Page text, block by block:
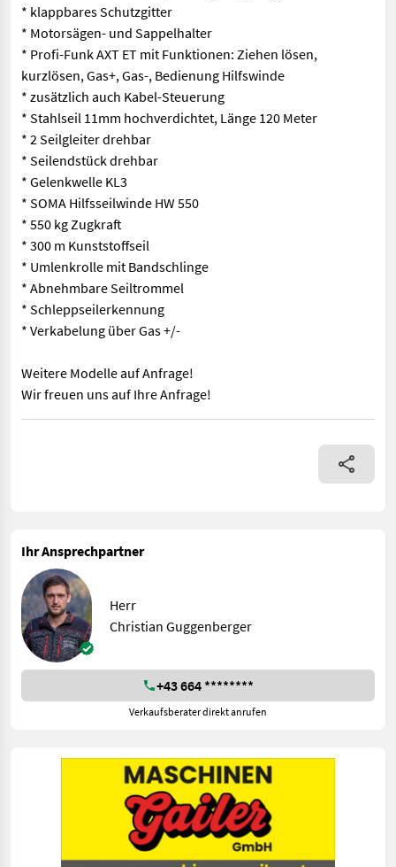
* klappbares Schutzgitter
* Motorsägen- und Sappelhalter
* Profi-Funk AXT ET mit Funktionen: Ziehen lösen,
kurzlösen, Gas+, Gas-, Bedienung Hilfswinde
* zusätzlich auch Kabel-Steuerung
* Stahlseil 11mm hochverdichtet, Länge 120 Meter
* 2 Seilgleiter drehbar
* Seilendstück drehbar
* Gelenkwelle KL3
* SOMA Hilfsseilwinde HW 550
* 550 kg Zugkraft
* 300 m Kunststoffseil
* Umlenkrolle mit Bandschlinge
* Abnehmbare Seiltrommel
* Schleppseilerkennung
* Verkabelung über Gas +/-
Weitere Modelle auf Anfrage!
Wir freuen uns auf Ihre Anfrage!
Profiseilwinde inkl. Hilfsseilwinde * Schildbreite 205 cm *
Ihr Ansprechpartner
Herr
Christian Guggenberger
+43 664 ********
Verkaufsberater direkt anrufen